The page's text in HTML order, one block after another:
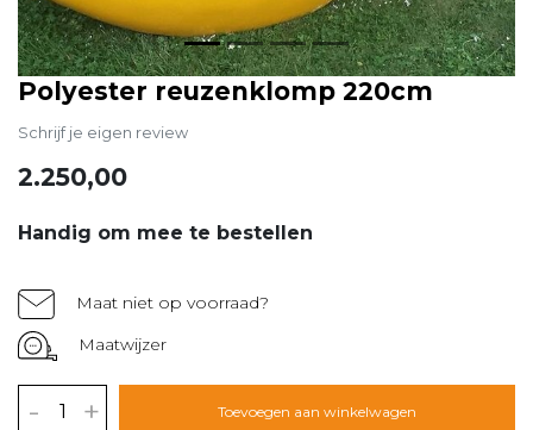
Polyester reuzenklomp 220cm
Schrijf je eigen review
2.250,00
Handig om mee te bestellen
Maat niet op voorraad?
Maatwijzer
- + Toevoegen aan winkelwagen